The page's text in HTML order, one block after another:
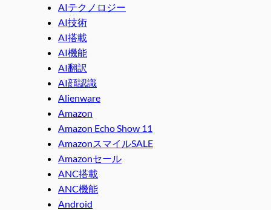
AIテクノロジー
AI技術
AI搭載
AI機能
AI翻訳
AI顔認識
Alienware
Amazon
Amazon Echo Show 11
AmazonスマイルSALE
Amazonセール
ANC搭載
ANC機能
Android